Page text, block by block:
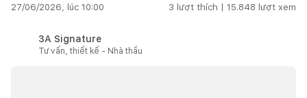
27/06/2026, lúc 10:00 3 lượt thích | 15.848 lượt xem
3A Signature
Tư vấn, thiết kế - Nhà thầu